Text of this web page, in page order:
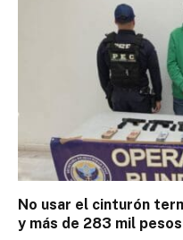
No usar el cinturón
y más de 283 mil